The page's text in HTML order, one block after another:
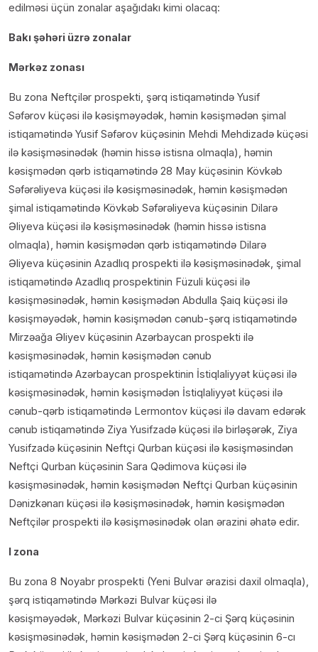
edilməsi üçün zonalar aşağıdakı kimi olacaq:
Bakı şəhəri üzrə zonalar
Mərkəz zonası
Bu zona Neftçilər prospekti, şərq istiqamətində Yusif
Səfərov küçəsi ilə kəsişməyədək, həmin kəsişmədən şimal
istiqamətində Yusif Səfərov küçəsinin Mehdi Mehdizadə küçəsi
ilə kəsişməsinədək (həmin hissə istisna olmaqla), həmin
kəsişmədən qərb istiqamətində 28 May küçəsinin Kövkəb
Səfərəliyeva küçəsi ilə kəsişməsinədək, həmin kəsişmədən
şimal istiqamətində Kövkəb Səfərəliyeva küçəsinin Dilarə
Əliyeva küçəsi ilə kəsişməsinədək (həmin hissə istisna
olmaqla), həmin kəsişmədən qərb istiqamətində Dilarə
Əliyeva küçəsinin Azadlıq prospekti ilə kəsişməsinədək, şimal
istiqamətində Azadlıq prospektinin Füzuli küçəsi ilə
kəsişməsinədək, həmin kəsişmədən Abdulla Şaiq küçəsi ilə
kəsişməyədək, həmin kəsişmədən cənub-şərq istiqamətində
Mirzəağa Əliyev küçəsinin Azərbaycan prospekti ilə
kəsişməsinədək, həmin kəsişmədən cənub
istiqamətində Azərbaycan prospektinin İstiqlaliyyət küçəsi ilə
kəsişməsinədək, həmin kəsişmədən İstiqlaliyyət küçəsi ilə
cənub-qərb istiqamətində Lermontov küçəsi ilə davam edərək
cənub istiqamətində Ziya Yusifzadə küçəsi ilə birləşərək, Ziya
Yusifzadə küçəsinin Neftçi Qurban küçəsi ilə kəsişməsindən
Neftçi Qurban küçəsinin Sara Qədimova küçəsi ilə
kəsişməsinədək, həmin kəsişmədən Neftçi Qurban küçəsinin
Dənizkənarı küçəsi ilə kəsişməsinədək, həmin kəsişmədən
Neftçilər prospekti ilə kəsişməsinədək olan ərazini əhatə edir.
I zona
Bu zona 8 Noyabr prospekti (Yeni Bulvar ərazisi daxil olmaqla),
şərq istiqamətində Mərkəzi Bulvar küçəsi ilə
kəsişməyədək, Mərkəzi Bulvar küçəsinin 2-ci Şərq küçəsinin
kəsişməsinədək, həmin kəsişmədən 2-ci Şərq küçəsinin 6-cı